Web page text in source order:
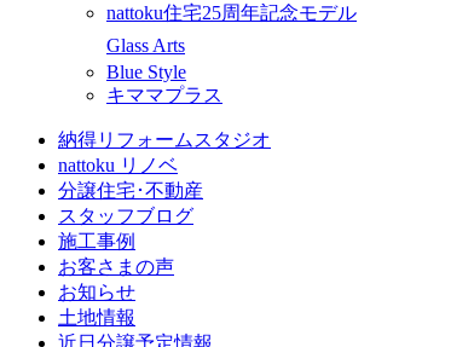
nattoku住宅25周年記念モデル
Glass Arts
Blue Style
キママプラス
納得リフォームスタジオ
nattoku リノベ
分譲住宅･不動産
スタッフブログ
施工事例
お客さまの声
お知らせ
土地情報
近日分譲予定情報